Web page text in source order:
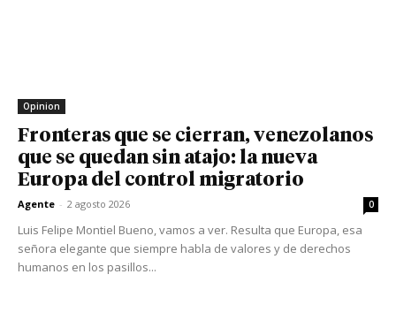
Opinion
Fronteras que se cierran, venezolanos
que se quedan sin atajo: la nueva
Europa del control migratorio
Agente - 2 agosto 2026 0
Luis Felipe Montiel Bueno, vamos a ver. Resulta que Europa, esa
señora elegante que siempre habla de valores y de derechos
humanos en los pasillos...